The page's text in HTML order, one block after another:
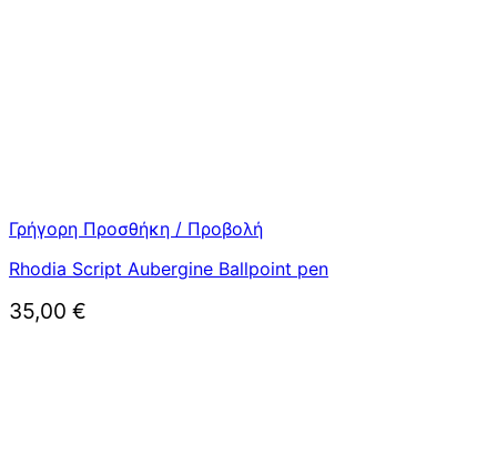
Γρήγορη Προσθήκη / Προβολή
Rhodia Script Aubergine Ballpoint pen
35,00 €